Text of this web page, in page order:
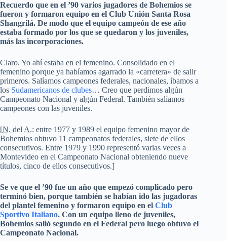
Recuerdo que en el ’90 varios jugadores de Bohemios se
fueron y formaron equipo en el Club Unión Santa Rosa
Shangrilá. De modo que el equipo campeón de ese año
estaba formado por los que se quedaron y los juveniles,
más las incorporaciones.
Claro. Yo ahí estaba en el femenino. Consolidado en el
femenino porque ya habíamos agarrado la «carretera» de salir
primeros. Salíamos campeones federales, nacionales, íbamos a
los Sudamericanos de clubes… Creo que perdimos algún
Campeonato Nacional y algún Federal. También salíamos
campeones con las juveniles.
[N. del A.: entre 1977 y 1989 el equipo femenino mayor de
Bohemios obtuvo 11 campeonatos federales, siete de ellos
consecutivos. Entre 1979 y 1990 representó varias veces a
Montevideo en el Campeonato Nacional obteniendo nueve
títulos, cinco de ellos consecutivos.]
Se ve que el ’90 fue un año que empezó complicado pero
terminó bien, porque también se habían ido las jugadoras
del plantel femenino y formaron equipo en el Club
Sportivo Italiano. Con un equipo lleno de juveniles,
Bohemios salió segundo en el Federal pero luego obtuvo el
Campeonato Nacional.